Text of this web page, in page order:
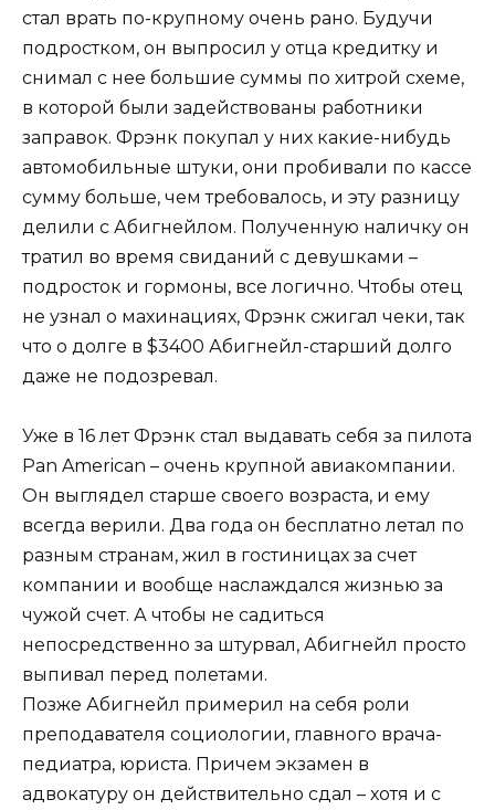
стал врать по-крупному очень рано. Будучи
подростком, он выпросил у отца кредитку и
снимал с нее большие суммы по хитрой схеме,
в которой были задействованы работники
заправок. Фрэнк покупал у них какие-нибудь
автомобильные штуки, они пробивали по кассе
сумму больше, чем требовалось, и эту разницу
делили с Абигнейлом. Полученную наличку он
тратил во время свиданий с девушками –
подросток и гормоны, все логично. Чтобы отец
не узнал о махинациях, Фрэнк сжигал чеки, так
что о долге в $3400 Абигнейл-старший долго
даже не подозревал.
Уже в 16 лет Фрэнк стал выдавать себя за пилота
Pan American – очень крупной авиакомпании.
Он выглядел старше своего возраста, и ему
всегда верили. Два года он бесплатно летал по
разным странам, жил в гостиницах за счет
компании и вообще наслаждался жизнью за
чужой счет. А чтобы не садиться
непосредственно за штурвал, Абигнейл просто
выпивал перед полетами.
Позже Абигнейл примерил на себя роли
преподавателя социологии, главного врача-
педиатра, юриста. Причем экзамен в
адвокатуру он действительно сдал – хотя и с